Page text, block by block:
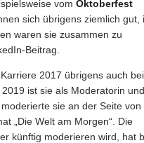
vom Oktoberfest
sich übrigens ziemlich gut,
waren sie zusammen zu
Beitrag.
2017 übrigens auch
ist sie als Moderatorin und
sie an der Seite von
„Die Welt am Morgen“. Die
künftig moderieren wird, hat